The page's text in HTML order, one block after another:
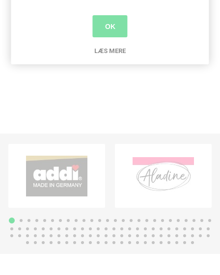
Produkt tags
craft consortium (6)
OK
LÆS MERE